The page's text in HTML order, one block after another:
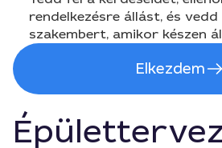
rendelkezésre állást, és
szakembert, amikor készen
Elkezdem